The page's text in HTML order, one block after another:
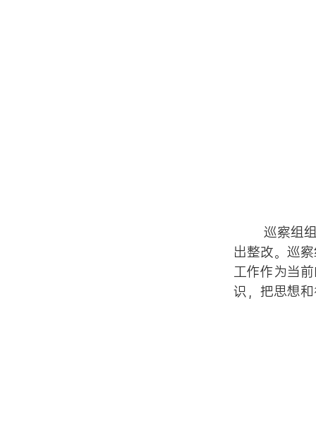
巡察组
出整改。巡
工作作为当
识，把思想